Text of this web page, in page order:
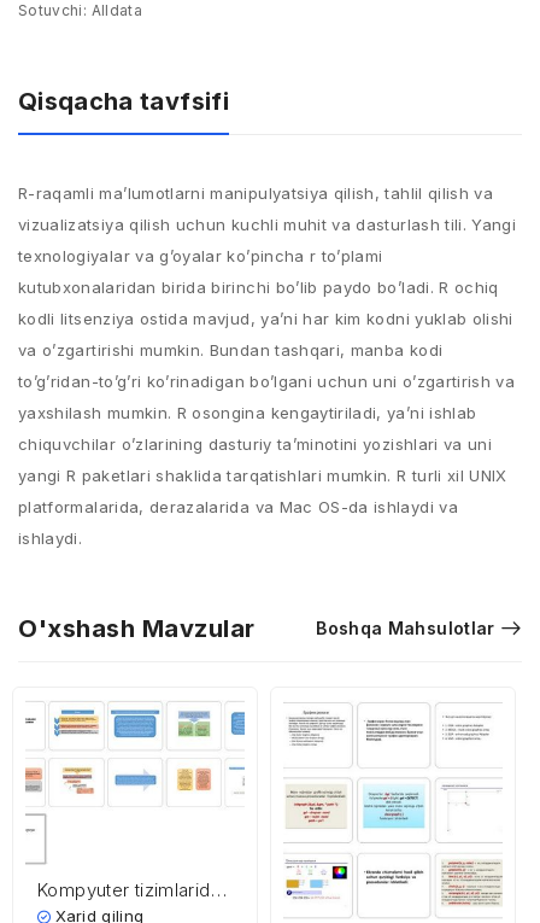
Sotuvchi: Alldata
Qisqacha tavfsifi
R-raqamli ma’lumotlarni manipulyatsiya qilish, tahlil qilish va
vizualizatsiya qilish uchun kuchli muhit va dasturlash tili. Yangi
texnologiyalar va g’oyalar ko’pincha r to’plami
kutubxonalaridan birida birinchi bo’lib paydo bo’ladi. R ochiq
kodli litsenziya ostida mavjud, ya’ni har kim kodni yuklab olishi
va o’zgartirishi mumkin. Bundan tashqari, manba kodi
to’g’ridan-to’g’ri ko’rinadigan bo’lgani uchun uni o’zgartirish va
yaxshilash mumkin. R osongina kengaytiriladi, ya’ni ishlab
chiquvchilar o’zlarining dasturiy ta’minotini yozishlari va uni
yangi R paketlari shaklida tarqatishlari mumkin. R turli xil UNIX
platformalarida, derazalarida va Mac OS-da ishlaydi va
ishlaydi.
O'xshash Mavzular Boshqa Mahsulotlar
Kompyuter tizimlarida
axborot xavfsizligi
Xarid qiling